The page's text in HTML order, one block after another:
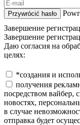
Przywrócić hasło
Завершение
Завершение
Даю согласия на
целях:
*создания и
получения
посредством вайбер,
новостях,
в случае
отправка будет